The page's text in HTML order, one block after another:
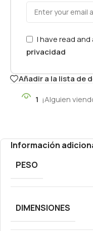
I have read
privacidad
Añadir a la lista de
1 ¡Alguien
Información
PESO
DIMENSIONES